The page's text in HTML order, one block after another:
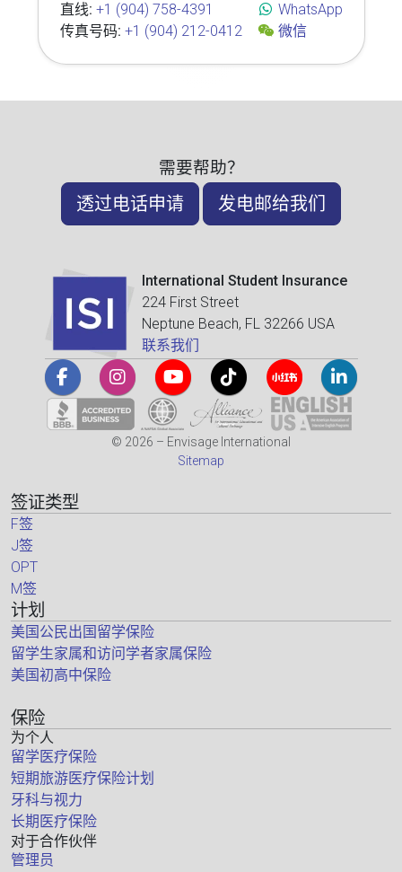
直线: +1 (904) 758-4391
传真号码: +1 (904) 212-0412
WhatsApp
微信
需要帮助？
透过电话申请 发电邮给我们
International Student Insurance
224 First Street
Neptune Beach, FL 32266 USA
联系我们
© 2026 – Envisage International
Sitemap
签证类型
F签
J签
OPT
M签
计划
美国公民出国留学保险
留学生家属和访问学者家属保险
美国初高中保险
保险
为个人
留学医疗保险
短期旅游医疗保险计划
牙科与视力
长期医疗保险
对于合作伙伴
管理员